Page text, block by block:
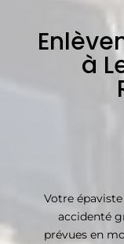
à
Votre
accidenté
prévues en